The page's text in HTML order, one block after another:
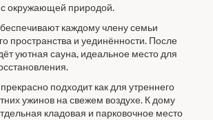
с окружающей природой.
каждому члену семьи
пространства и уединённости. После
уютная сауна, идеальное место для
подходит как для утреннего
ужинов на свежем воздухе. К дому
кладовая и парковочное место